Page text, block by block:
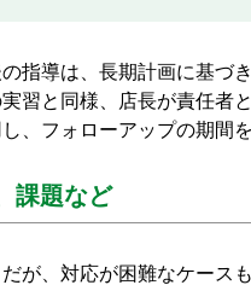
指導は、長期計画に基づ
習と同様、店長が責任
、フォローアップの期間
課題など
が、対応が困難なケース